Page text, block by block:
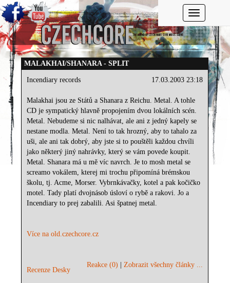
Toggle
MALAKHAI/SHANARA - SPLIT
17.03.2003 23:18
Incendiary records
Malakhai jsou ze Států a Shanara z Reichu. Metal. A tohle
CD je sympatický hlavně propojením dvou lokálních scén.
Metal. Nebudeme si nic nalhávat, ale ani z jedný kapely se
nestane modla. Metal. Není to tak hrozný, aby to tahalo za
uši, ale ani tak dobrý, aby jste si to pouštěli každou chvíli
jako některý jiný nahrávky, který se vám povede koupit.
Metal. Shanara má u mě víc navrch. Je to mosh metal se
screamo vokálem, kterej mi trochu připomíná brémskou
školu, tj. Acme, Morser. Vybrnkávačky, kotel a pak kočičko
motel. Tady platí dvojnásob úsloví o rybě a rakovi. Jo a
Incendiary to prej zabalili. Asi špatnej metal.
Více na old.czechcore.cz
Recenze Desky
Reakce (0) |Zobrazit všechny články ...